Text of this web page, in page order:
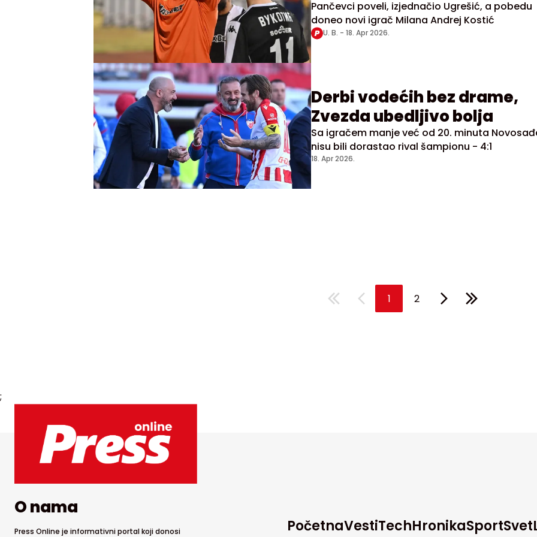
Pančevci poveli, izjednačio Ugrešić, a pobedu
doneo novi igrač Milana Andrej Kostić
U. B. - 18. Apr 2026.
Derbi vodećih bez drame,
Zvezda ubedljivo bolja
Sa igračem manje već od 20. minuta
nisu bili dorastao rival šampionu - 4:1
18. Apr 2026.
1 2
;
O nama
Press Online je informativni portal koji donosi PočetnaVestiTechHronikaSportSvet